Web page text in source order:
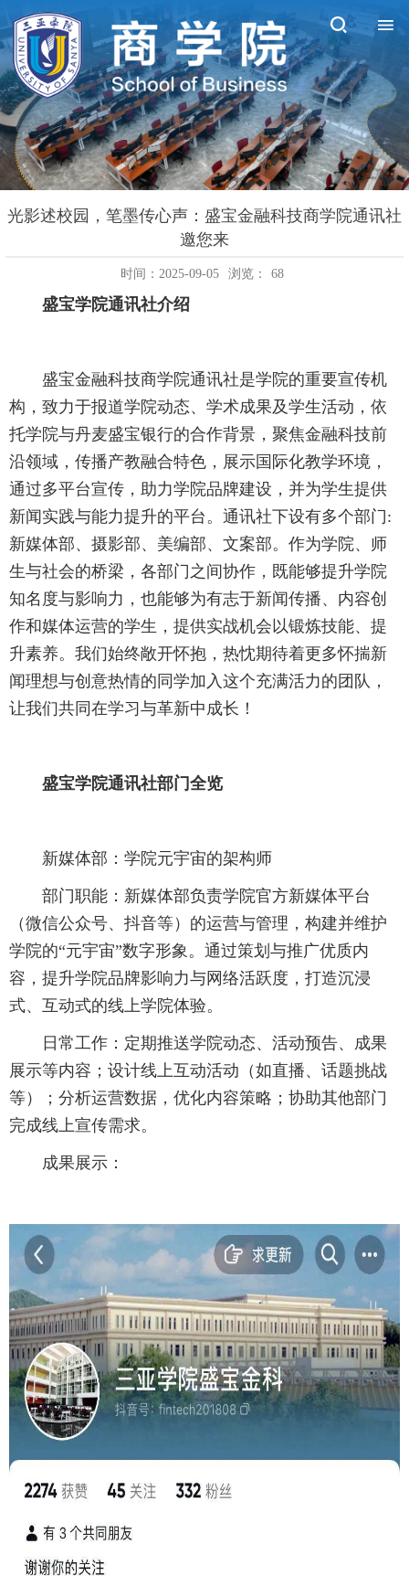
光影述校园，笔墨传心声：盛宝金融科技商学院通讯社
邀您来
时间：2025-09-05 浏览： 68
盛宝学院通讯社介绍
盛宝金融科技商学院通讯社是学院的重要宣传机
构，致力于报道学院动态、学术成果及学生活动，依
托学院与丹麦盛宝银行的合作背景，聚焦金融科技前
沿领域，传播产教融合特色，展示国际化教学环境，
通过多平台宣传，助力学院品牌建设，并为学生提供
新闻实践与能力提升的平台。通讯社下设有多个部门:
新媒体部、摄影部、美编部、文案部。作为学院、师
生与社会的桥梁，各部门之间协作，既能够提升学院
知名度与影响力，也能够为有志于新闻传播、内容创
作和媒体运营的学生，提供实战机会以锻炼技能、提
升素养。我们始终敞开怀抱，热忱期待着更多怀揣新
闻理想与创意热情的同学加入这个充满活力的团队，
让我们共同在学习与革新中成长！
盛宝学院通讯社部门全览
新媒体部：学院元宇宙的架构师
部门职能：新媒体部负责学院官方新媒体平台
（微信公众号、抖音等）的运营与管理，构建并维护
学院的“元宇宙”数字形象。通过策划与推广优质内
容，提升学院品牌影响力与网络活跃度，打造沉浸
式、互动式的线上学院体验。
日常工作：定期推送学院动态、活动预告、成果
展示等内容；设计线上互动活动（如直播、话题挑战
等）；分析运营数据，优化内容策略；协助其他部门
完成线上宣传需求。
成果展示：